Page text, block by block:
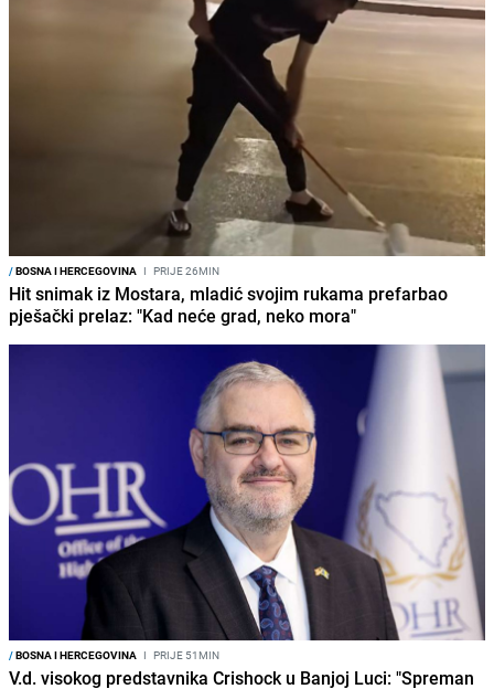
/BOSNA I HERCEGOVINA I PRIJE 26MIN
Hit snimak iz Mostara, mladić svojim rukama prefarbao
pješački prelaz: "Kad neće grad, neko mora"
/BOSNA I HERCEGOVINA I PRIJE 51MIN
V.d. visokog predstavnika Crishock u Banjoj Luci: "Spreman